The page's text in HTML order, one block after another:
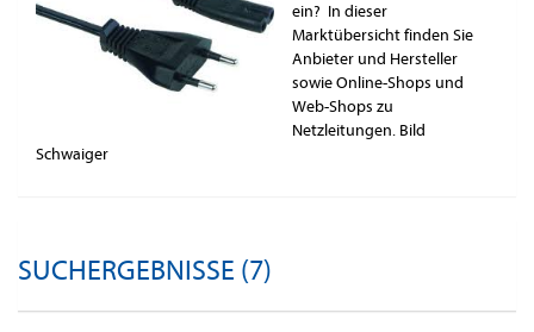
ein? In dieser
Marktübersicht finden Sie
Anbieter und Hersteller
sowie Online-Shops und
Web-Shops zu
Netzleitungen. Bild
Schwaiger
SUCHERGEBNISSE (7)